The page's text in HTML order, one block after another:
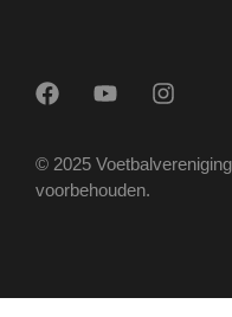
© 2025
voorbehouden.